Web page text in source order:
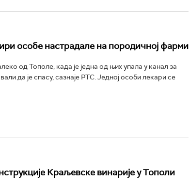
особе настрадале на породичној фарми
од Тополе, када је једна од њих упала у канал за
да је спасу, сазнаје РТС. Једној особи лекари се
Краљевске винарије у Тополи